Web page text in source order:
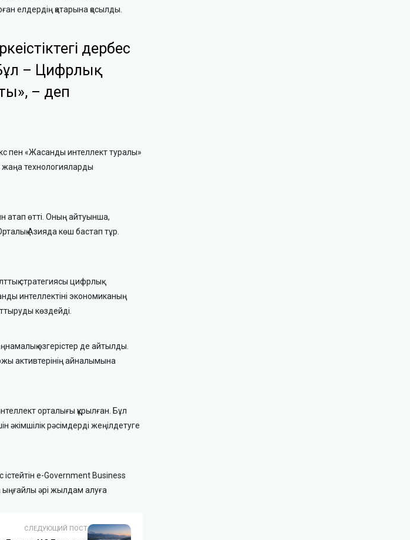
елдердің қатарына қосылды.
дербес
Бұл – Цифрлық
– деп
пен «Жасанды интеллект туралы»
технологияларды
атап өтті. Оның айтуынша,
Азияда көш бастап тұр.
стратегиясы цифрлық
интеллектіні экономиканың
көздейді.
өзгерістер де айтылды.
активтерінің айналымына
орталығы құрылған. Бұл
рәсімдерді жеңілдетуге
e-Government Business
ыңғайлы әрі жылдам алуға
СЛЕДУЮЩИЙ ПОСТ